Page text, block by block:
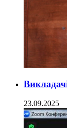
23.09.2025